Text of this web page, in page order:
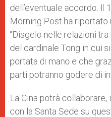
dell’eventuale accordo. Il
Morning Post ha
“Disgelo nelle relazioni tra
del cardinale Tong in cui
portata di mano e che
parti potranno godere di
La Cina potrà
con la Santa Sede su